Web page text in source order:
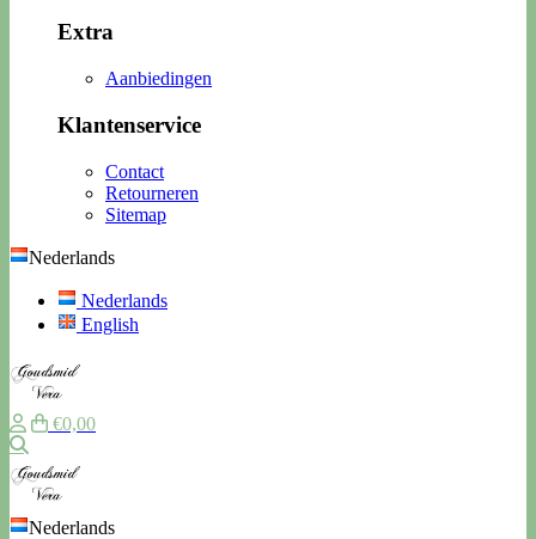
Extra
Aanbiedingen
Klantenservice
Contact
Retourneren
Sitemap
Nederlands
Nederlands
English
€0,00
Nederlands